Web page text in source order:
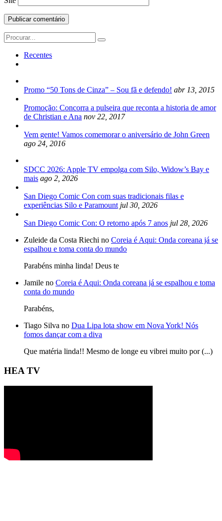
Search
for:
Recentes
Promo “50 Tons de Cinza” – Sou fã e defendo! abr 13, 2015
Promoção: Concorra a pulseira que reconta a historia de amor
de Christian e Ana nov 22, 2017
Vem gente! Vamos comemorar o aniversário de John Green
ago 24, 2016
SDCC 2026: Apple TV empolga com Silo, Widow’s Bay e
mais ago 2, 2026
San Diego Comic Con com suas tradicionais filas e
experiências Silo e Paramount jul 30, 2026
San Diego Comic Con: O retorno após 7 anos jul 28, 2026
Zuleide da Costa Riechi no Coreia é Aqui: Onda coreana já se
espalhou e toma conta do mundo
Parabéns minha linda! Deus te
Jamile no Coreia é Aqui: Onda coreana já se espalhou e toma
conta do mundo
Parabéns,
Tiago Silva no Dua Lipa lota show em Nova York! Nós
fomos dançar com a diva
Que matéria linda!! Mesmo de longe eu vibrei muito por (...)
HEA TV